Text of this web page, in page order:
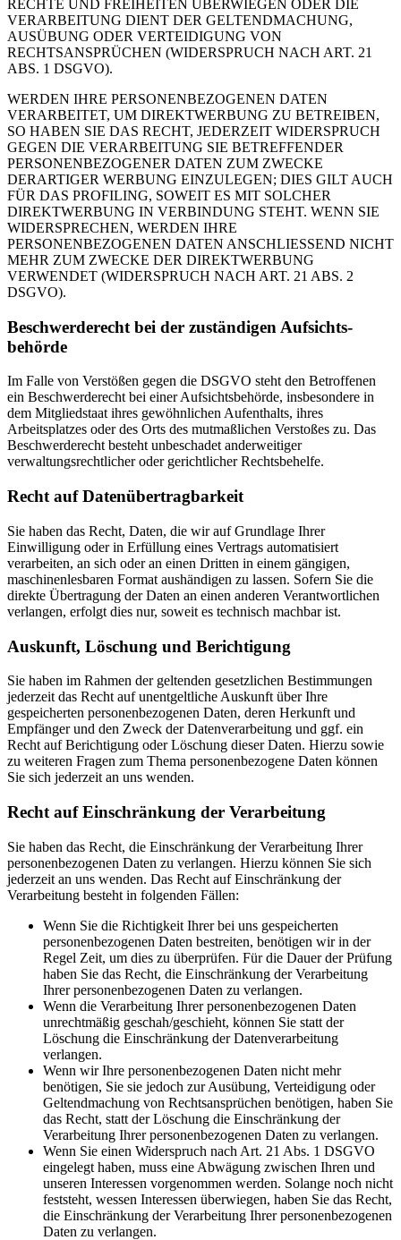
RECHTE UND FREIHEITEN ÜBERWIEGEN ODER DIE
VERARBEITUNG DIENT DER GELTENDMACHUNG,
AUSÜBUNG ODER VERTEIDIGUNG VON
RECHTSANSPRÜCHEN (WIDERSPRUCH NACH ART. 21
ABS. 1 DSGVO).
WERDEN IHRE PERSONENBEZOGENEN DATEN
VERARBEITET, UM DIREKTWERBUNG ZU BETREIBEN,
SO HABEN SIE DAS RECHT, JEDERZEIT WIDERSPRUCH
GEGEN DIE VERARBEITUNG SIE BETREFFENDER
PERSONENBEZOGENER DATEN ZUM ZWECKE
DERARTIGER WERBUNG EINZULEGEN; DIES GILT AUCH
FÜR DAS PROFILING, SOWEIT ES MIT SOLCHER
DIREKTWERBUNG IN VERBINDUNG STEHT. WENN SIE
WIDERSPRECHEN, WERDEN IHRE
PERSONENBEZOGENEN DATEN ANSCHLIESSEND NICHT
MEHR ZUM ZWECKE DER DIREKTWERBUNG
VERWENDET (WIDERSPRUCH NACH ART. 21 ABS. 2
DSGVO).
Beschwerde­recht bei der zuständigen Aufsichts­
behörde
Im Falle von Verstößen gegen die DSGVO steht den Betroffenen
ein Beschwerderecht bei einer Aufsichtsbehörde, insbesondere in
dem Mitgliedstaat ihres gewöhnlichen Aufenthalts, ihres
Arbeitsplatzes oder des Orts des mutmaßlichen Verstoßes zu. Das
Beschwerderecht besteht unbeschadet anderweitiger
verwaltungsrechtlicher oder gerichtlicher Rechtsbehelfe.
Recht auf Daten­übertrag­barkeit
Sie haben das Recht, Daten, die wir auf Grundlage Ihrer
Einwilligung oder in Erfüllung eines Vertrags automatisiert
verarbeiten, an sich oder an einen Dritten in einem gängigen,
maschinenlesbaren Format aushändigen zu lassen. Sofern Sie die
direkte Übertragung der Daten an einen anderen Verantwortlichen
verlangen, erfolgt dies nur, soweit es technisch machbar ist.
Auskunft, Löschung und Berichtigung
Sie haben im Rahmen der geltenden gesetzlichen Bestimmungen
jederzeit das Recht auf unentgeltliche Auskunft über Ihre
gespeicherten personenbezogenen Daten, deren Herkunft und
Empfänger und den Zweck der Datenverarbeitung und ggf. ein
Recht auf Berichtigung oder Löschung dieser Daten. Hierzu sowie
zu weiteren Fragen zum Thema personenbezogene Daten können
Sie sich jederzeit an uns wenden.
Recht auf Einschränkung der Verarbeitung
Sie haben das Recht, die Einschränkung der Verarbeitung Ihrer
personenbezogenen Daten zu verlangen. Hierzu können Sie sich
jederzeit an uns wenden. Das Recht auf Einschränkung der
Verarbeitung besteht in folgenden Fällen:
Wenn Sie die Richtigkeit Ihrer bei uns gespeicherten
personenbezogenen Daten bestreiten, benötigen wir in der
Regel Zeit, um dies zu überprüfen. Für die Dauer der Prüfung
haben Sie das Recht, die Einschränkung der Verarbeitung
Ihrer personenbezogenen Daten zu verlangen.
Wenn die Verarbeitung Ihrer personenbezogenen Daten
unrechtmäßig geschah/geschieht, können Sie statt der
Löschung die Einschränkung der Datenverarbeitung
verlangen.
Wenn wir Ihre personenbezogenen Daten nicht mehr
benötigen, Sie sie jedoch zur Ausübung, Verteidigung oder
Geltendmachung von Rechtsansprüchen benötigen, haben Sie
das Recht, statt der Löschung die Einschränkung der
Verarbeitung Ihrer personenbezogenen Daten zu verlangen.
Wenn Sie einen Widerspruch nach Art. 21 Abs. 1 DSGVO
eingelegt haben, muss eine Abwägung zwischen Ihren und
unseren Interessen vorgenommen werden. Solange noch nicht
feststeht, wessen Interessen überwiegen, haben Sie das Recht,
die Einschränkung der Verarbeitung Ihrer personenbezogenen
Daten zu verlangen.